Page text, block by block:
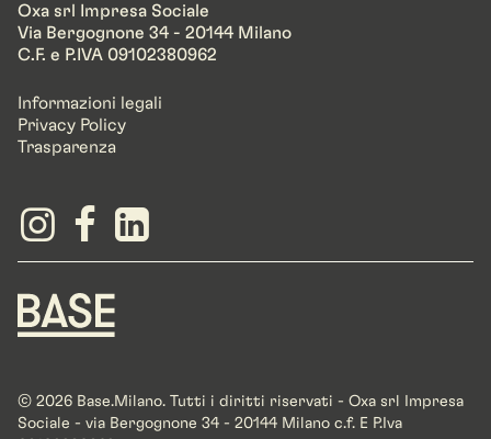
Oxa srl Impresa Sociale
Via Bergognone 34 - 20144 Milano
C.F. e P.IVA 09102380962
Informazioni legali
Privacy Policy
Trasparenza
© 2026 Base.Milano. Tutti i diritti riservati - Oxa srl Impresa
Sociale - via Bergognone 34 - 20144 Milano c.f. E P.Iva